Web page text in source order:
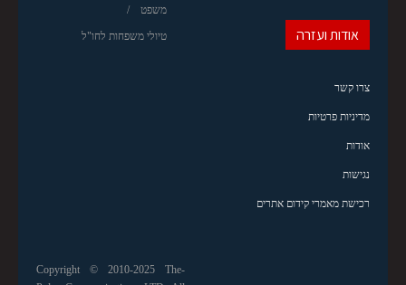
משפט
טיולי משפחות לחו"ל אודות ועזרה
צרו קשר
מדיניות פרטיות
אודות
נגישות
רכישת מאמרי קידום אתרים
Copyright © 2010-2025 The-